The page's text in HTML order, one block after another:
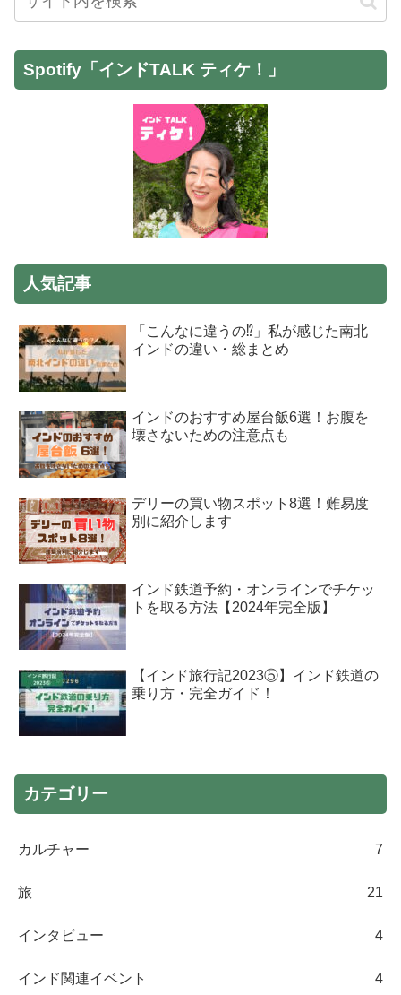
Spotify「インドTALK ティケ！」
人気記事
「こんなに違うの⁉」私が感じた南北
インドの違い・総まとめ
インドのおすすめ屋台飯6選！お腹を
壊さないための注意点も
デリーの買い物スポット8選！難易度
別に紹介します
インド鉄道予約・オンラインでチケッ
トを取る方法【2024年完全版】
【インド旅行記2023⑤】インド鉄道の
乗り方・完全ガイド！
カテゴリー
カルチャー 7
旅 21
インタビュー 4
インド関連イベント 4